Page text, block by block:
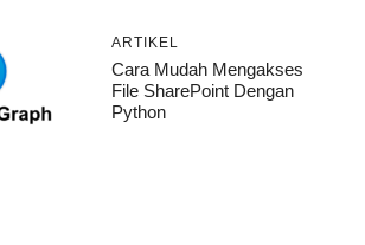
ARTIKEL
Cara Mudah Mengakses
File SharePoint Dengan
Python